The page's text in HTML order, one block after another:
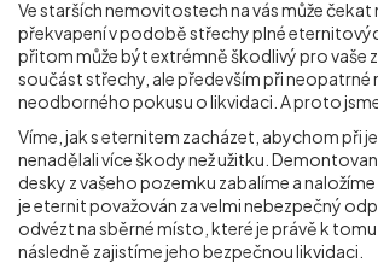
Ve starších nemovitostech na vás může čekat
překvapení v podobě střechy plné
přitom může být extrémně škodlivý pro vaše
součást střechy, ale především při neopatrné
neodborného pokusu o likvidaci. A proto
Víme, jak s eternitem zacházet, abychom při
nenadělali více škody než užitku.
desky z vašeho pozemku zabalíme a
je eternit považován za velmi nebezpečný
odvézt na sběrné místo, které je právě k tomu
následně zajistíme jeho bezpečnou likvidaci.